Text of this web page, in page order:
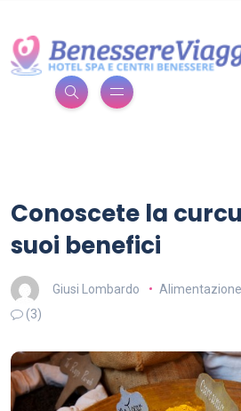
Conoscete la
suoi benefici
Giusi Lombardo Alimentazione
(3)